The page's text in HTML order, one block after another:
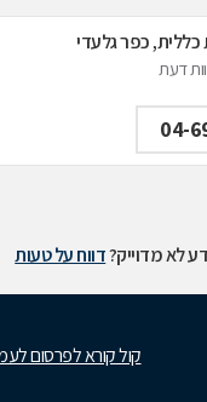
כללית, כפר גלעדי
דעת
04-
לא מדוייק?דווח על טעות
קול קורא לפרסום